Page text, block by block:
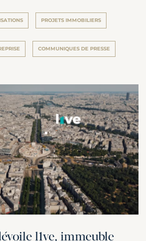
PROJETS IMMOBILIERS
COMMUNIQUES DE PRESSE
l1ve, immeuble